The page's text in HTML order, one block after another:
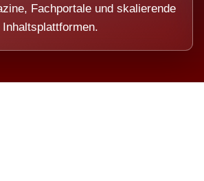
Fachportale und skalierende
Inhaltsplattformen.